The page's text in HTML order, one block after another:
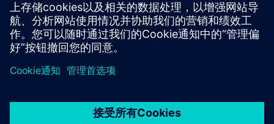
适用于航空的 AerMeal®